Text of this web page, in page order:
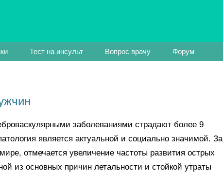
Тест на инсульт Вопрос врачу Форум
заболеваниями страдают более 9
является актуальной и социально значимой. За
отмечается увеличение частоты развития острых
из основных причин летальности и стойкой утраты